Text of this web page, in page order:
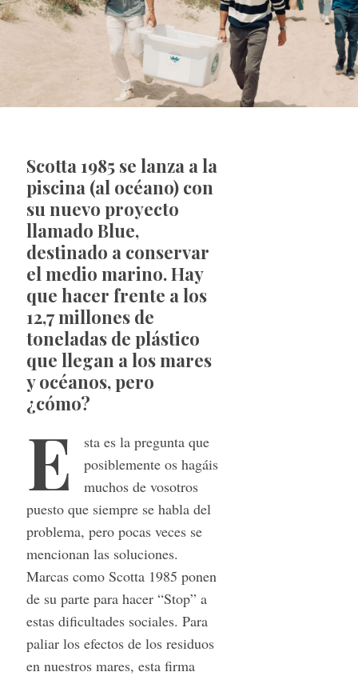
Scotta 1985 se lanza a la
piscina (al océano) con
su nuevo proyecto
llamado Blue,
destinado a conservar
el medio marino. Hay
que hacer frente a los
12,7 millones de
toneladas de plástico
que llegan a los mares
y océanos, pero
¿cómo?
E
sta es la pregunta que
posiblemente os hagáis
muchos de vosotros
puesto que siempre se habla del
problema, pero pocas veces se
mencionan las soluciones.
Marcas como Scotta 1985 ponen
de su parte para hacer “Stop” a
estas dificultades sociales. Para
paliar los efectos de los residuos
en nuestros mares, esta firma